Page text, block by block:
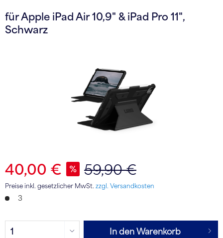
für Apple iPad Air 10,9" & iPad Pro 11",
Schwarz
40,00 € 59,90 €
Preise inkl. gesetzlicher MwSt. zzgl. Versandkosten
3
In den Warenkorb